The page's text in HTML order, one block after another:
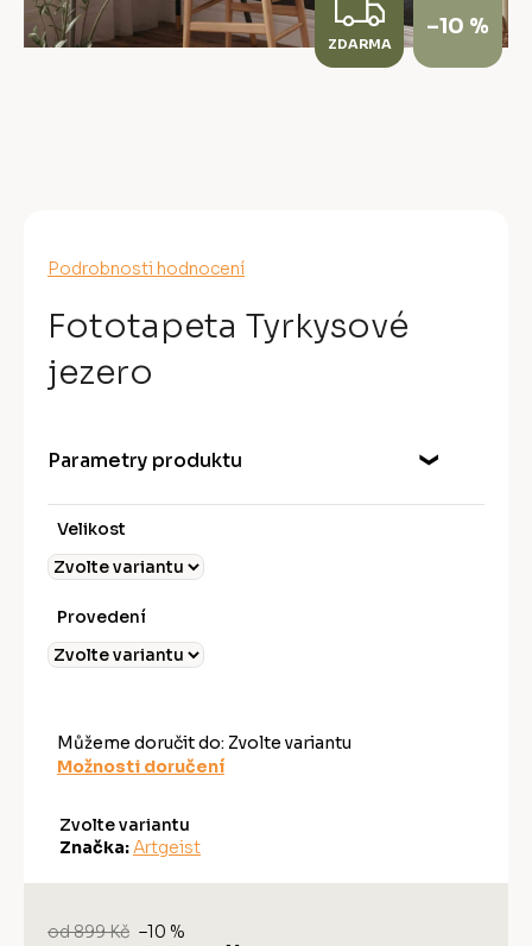
Průměrné
produktu
je
0,0
z
Podrobnosti hodnocení
Fototapeta Tyrkysové
jezero
Parametry produktu
Velikost
Provedení
Můžeme doručit do: Zvolte variantu
Možnosti doručení
Zvolte variantu
Značka: Artgeist
od 899 Kč –10 %
Z
D
ZDARMA
–10 %